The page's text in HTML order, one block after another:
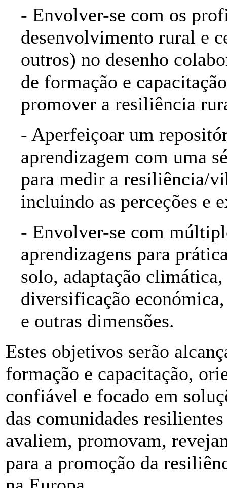
- Envolver-se com os
desenvolvimento rural e
outros) no desenho
de formação e
promover a resiliência
- Aperfeiçoar um
aprendizagem com uma
para medir a resiliência/
incluindo as perceções e
- Envolver-se com
aprendizagens para
solo, adaptação
diversificação
e outras dimensões.
Estes objetivos serão
formação e capacitação,
confiável e focado em
das comunidades
avaliem, promovam,
para a promoção da